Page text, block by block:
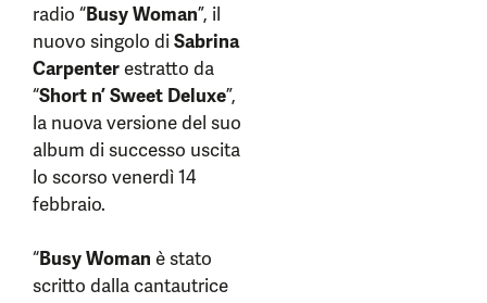
radio “Busy Woman”, il
nuovo singolo diSabrina
Carpenterestratto da
“Short n’ Sweet Deluxe”,
la nuova versione del suo
album di successo uscita
lo scorso venerdì 14
febbraio.
“Busy Woman è stato
scritto dalla cantautrice